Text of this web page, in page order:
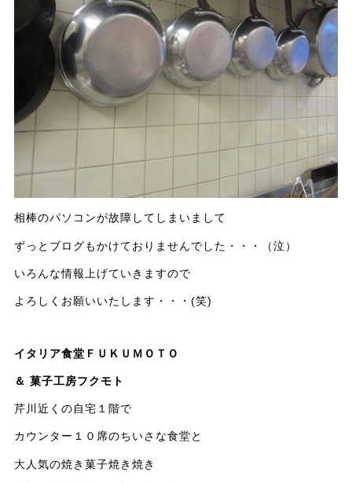
相棒のパソコンが故障してしまいまして
ずっとブログもかけておりませんでした・・・（泣）
いろんな情報上げていきますので
よろしくお願いいたします・・・(笑)
イタリア食堂ＦＵＫＵＭＯＴＯ
＆ 菓子工房フクモト
芹川近くの自宅１階で
カウンター１０席のちいさな食堂と
大人気の焼き菓子焼き焼き